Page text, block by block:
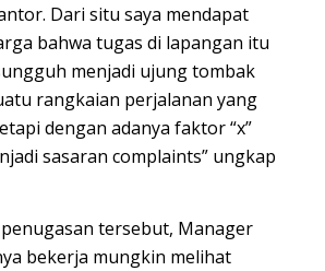
Dari situ saya mendapat
bahwa tugas di lapangan itu
menjadi ujung tombak
rangkaian perjalanan yang
dengan adanya faktor “x”
sasaran complaints” ungkap
tersebut, Manager
bekerja mungkin melihat